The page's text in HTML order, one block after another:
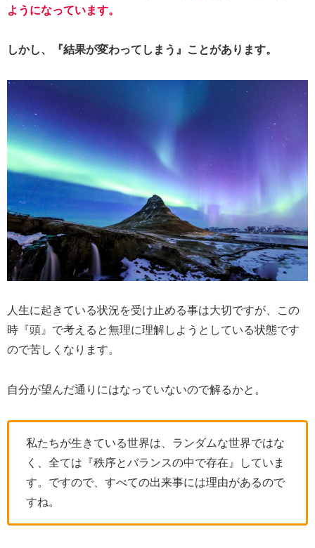
ようになっています。
しかし、『結果が変わってしまう』ことがあります。
人生に起きている状況を受け止める事は大切ですが、この
時『頭』で考えると無理に理解しようとしている状態です
ので苦しくなります。
自分が望んだ通りにはなっていないので解るかと。
私たちが生きている世界は、ランダムな世界ではな
く、全ては『秩序とバランスの中で存在』していま
す。ですので、すべての出来事には理由があるので
すね。